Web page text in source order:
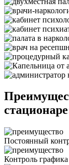
Постоянный
Контроль